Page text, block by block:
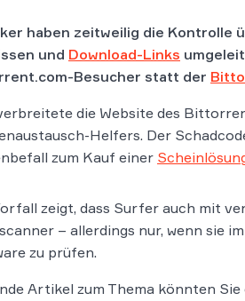
haben zeitweilig die Kontrolle
und Download-Links
Besucher statt der
die Website des
Helfers. Der
zum Kauf einer
zeigt, dass Surfer auch mit
– allerdings nur, wenn sie
zu prüfen.
Artikel zum Thema könnten